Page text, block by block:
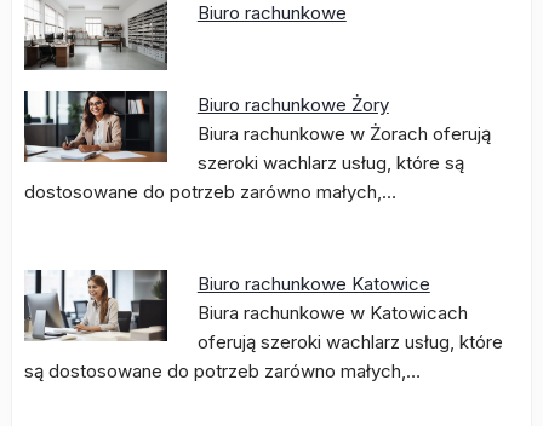
Biuro rachunkowe
Biuro rachunkowe Żory
Biura rachunkowe w Żorach oferują
szeroki wachlarz usług, które są
dostosowane do potrzeb zarówno małych,…
Biuro rachunkowe Katowice
Biura rachunkowe w Katowicach
oferują szeroki wachlarz usług, które
są dostosowane do potrzeb zarówno małych,…